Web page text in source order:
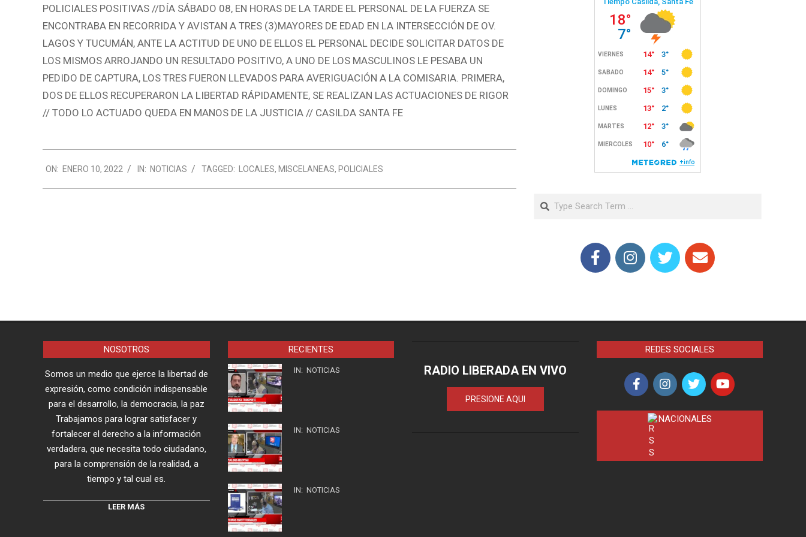
POLICIALES POSITIVAS //DÍA SÁBADO 08, EN HORAS DE LA TARDE EL PERSONAL DE LA FUERZA SE
ENCONTRABA EN RECORRIDA Y AVISTAN A TRES (3)MAYORES DE EDAD EN LA INTERSECCIÓN DE OV.
LAGOS Y TUCUMÁN, ANTE LA ACTITUD DE UNO DE ELLOS EL PERSONAL DECIDE SOLICITAR DATOS DE
LOS MISMOS ARROJANDO UN RESULTADO POSITIVO, A UNO DE LOS MASCULINOS LE PESABA UN
PEDIDO DE CAPTURA, LOS TRES FUERON LLEVADOS PARA AVERIGUACIÓN A LA COMISARIA. PRIMERA,
DOS DE ELLOS RECUPERARON LA LIBERTAD RÁPIDAMENTE, SE REALIZAN LAS ACTUACIONES DE RIGOR
// TODO LO ACTUADO QUEDA EN MANOS DE LA JUSTICIA // CASILDA SANTA FE
01-
10
ON: ENERO 10, 2022 IN: NOTICIAS TAGGED: LOCALES, MISCELANEAS, POLICIALES
Search
NOSOTROS
Somos un medio que ejerce la libertad de
expresión, como condición indispensable
para el desarrollo, la democracia, la paz
Trabajamos para lograr satisfacer y
fortalecer el derecho a la información
verdadera, que necesita todo ciudadano,
para la comprensión de la realidad, a
tiempo y tal cual es.
LEER MÁS
RECIENTES
IN: NOTICIAS
IN: NOTICIAS
IN: NOTICIAS
RADIO LIBERADA EN VIVO
PRESIONE AQUI
REDES SOCIALES
NACIONALES